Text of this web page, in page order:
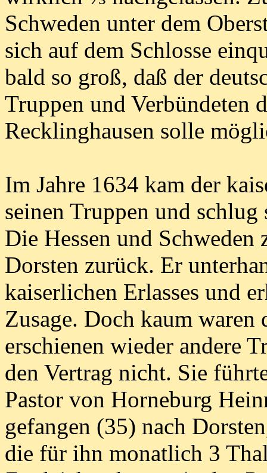
Schweden unter dem
sich auf dem Schlosse
bald so groß, daß der
Truppen und Verbündeten
Recklinghausen solle
Im Jahre 1634 kam der
seinen Truppen und
Die Hessen und
Dorsten zurück. Er
kaiserlichen Erlasses und
Zusage. Doch kaum waren
erschienen wieder andere
den Vertrag nicht. Sie
Pastor von Horneburg
gefangen (35) nach
die für ihn monatlich 3